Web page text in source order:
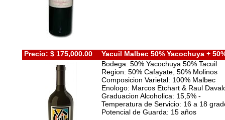
Precio: $ 175,000.00
Yacuil Malbec 50% Yacochuya +
Bodega: 50% Yacochuya 50% Tacuil
Region: 50% Cafayate, 50% Molinos
Composicion Varietal: 100% Malbec
Enologo: Marcos Etchart & Raul
Graduacion Alcoholica: 15,5% -
Temperatura de Servicio: 16 a 18
Potencial de Guarda: 15 años